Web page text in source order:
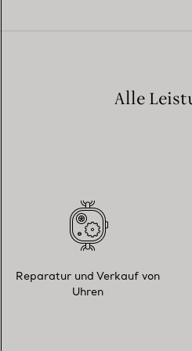
Alle
Reparatur und Verkauf von
Uhren